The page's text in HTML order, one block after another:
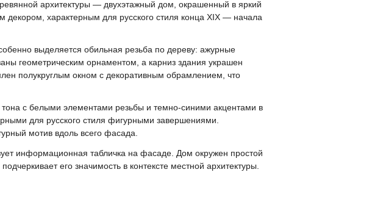
архитектуры — двухэтажный дом, окрашенный в яркий
декором, характерным для русского стиля конца XIX — начала
выделяется обильная резьба по дереву: ажурные
геометрическим орнаментом, а карниз здания украшен
полукруглым окном с декоративным обрамлением, что
с белыми элементами резьбы и темно-синими акцентами в
для русского стиля фигурными завершениями.
мотив вдоль всего фасада.
информационная табличка на фасаде. Дом окружен простой
его значимость в контексте местной архитектуры.